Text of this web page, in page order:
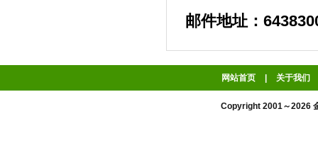
邮件地址：
网站首页 关于我们
Copyright 2001～2026